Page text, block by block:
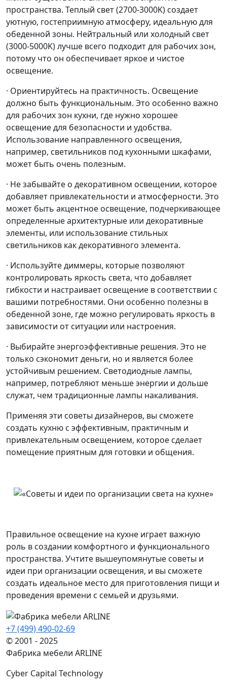
пространства. Теплый свет (2700-3000K) создает
уютную, гостеприимную атмосферу, идеальную для
обеденной зоны. Нейтральный или холодный свет
(3000-5000K) лучше всего подходит для рабочих зон,
потому что он обеспечивает яркое и чистое
освещение.
· Ориентируйтесь на практичность. Освещение
должно быть функциональным. Это особенно важно
для рабочих зон кухни, где нужно хорошее
освещение для безопасности и удобства.
Использование направленного освещения,
например, светильников под кухонными шкафами,
может быть очень полезным.
· Не забывайте о декоративном освещении, которое
добавляет привлекательности и атмосферности. Это
может быть акцентное освещение, подчеркивающее
определенные архитектурные или декоративные
элементы, или использование стильных
светильников как декоративного элемента.
· Используйте диммеры, которые позволяют
контролировать яркость света, что добавляет
гибкости и настраивает освещение в соответствии с
вашими потребностями. Они особенно полезны в
обеденной зоне, где можно регулировать яркость в
зависимости от ситуации или настроения.
· Выбирайте энергоэффективные решения. Это не
только сэкономит деньги, но и является более
устойчивым решением. Светодиодные лампы,
например, потребляют меньше энергии и дольше
служат, чем традиционные лампы накаливания.
Применяя эти советы дизайнеров, вы сможете
создать кухню с эффективным, практичным и
привлекательным освещением, которое сделает
помещение приятным для готовки и общения.
Правильное освещение на кухне играет важную
роль в создании комфортного и функционального
пространства. Учтите вышеупомянутые советы и
идеи при организации освещения, и вы сможете
создать идеальное место для приготовления пищи и
проведения времени с семьей и друзьями.
+7 (499) 490-02-69
© 2001 - 2025
Фабрика мебели ARLINE
Cyber Capital Technology